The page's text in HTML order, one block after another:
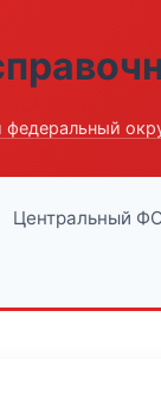
федеральный
Центральный